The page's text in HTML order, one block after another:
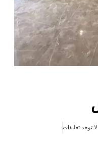
لا توجد تعليقات